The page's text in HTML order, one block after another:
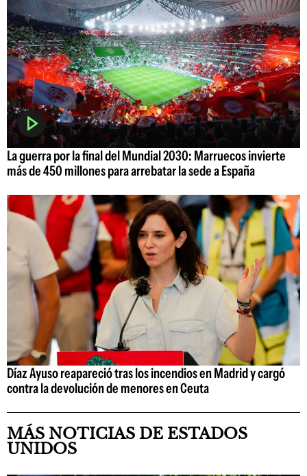
La guerra por la final del Mundial 2030: Marruecos invierte
más de 450 millones para arrebatar la sede a España
Díaz Ayuso reapareció tras los incendios en Madrid y cargó
contra la devolución de menores en Ceuta
MÁS NOTICIAS DE ESTADOS
UNIDOS